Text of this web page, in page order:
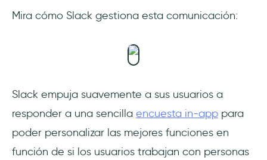
Mira cómo Slack gestiona esta comunicación:
Slack empuja suavemente a sus usuarios a
responder a una sencilla encuesta in-app para
poder personalizar las mejores funciones en
función de si los usuarios trabajan con personas